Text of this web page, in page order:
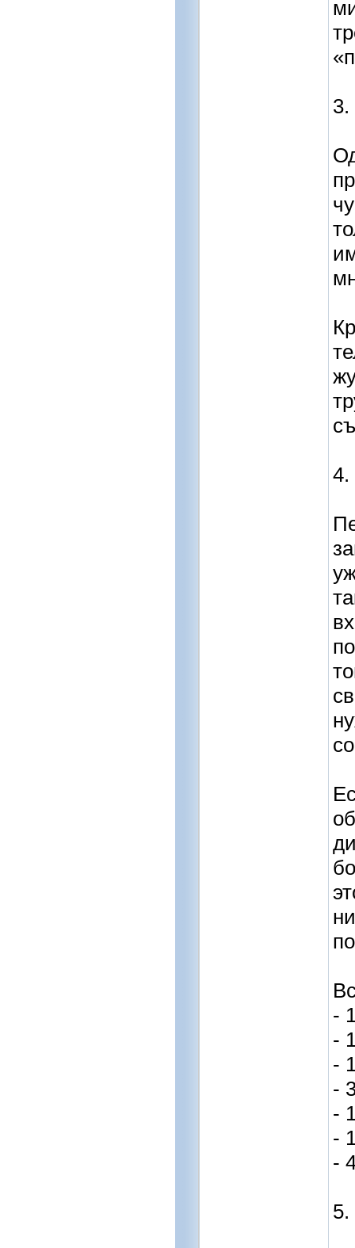
3.
4.
-
-
-
-
-
-
-